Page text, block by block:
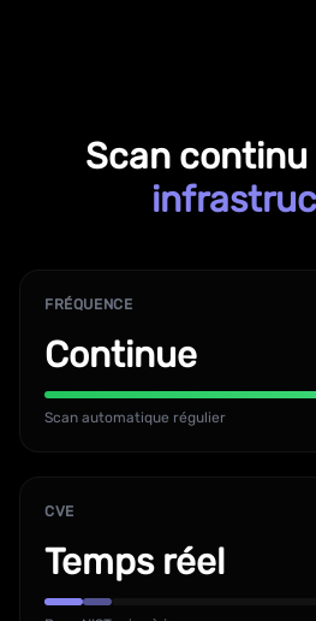
Scan
FRÉQUENCE
Continue
Scan automatique régulier
CVE
Temps réel